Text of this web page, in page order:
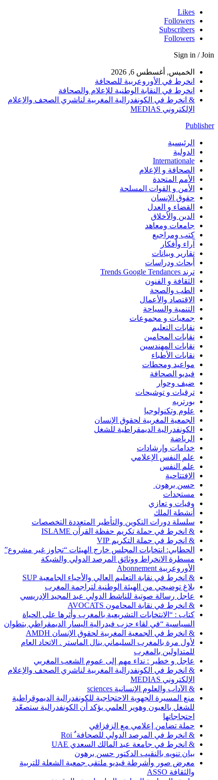
Likes
Followers
Subscribers
Followers
Sign in / Join
الخميس, أغسطس 6, 2026
انخرط في الأوروعربية للصحافة
انخرط في النقابة الوطنية للإعلام والصحافة
& انخرط في الكونفدرالية المغربية لناشري الصحف والإعلام
الإلكتروني MEDIAS
Publisher
الرئيسية
الدولية
Internationale
الصحافة و الإعلام
الأمم المتحدة
الأمن و القوات المسلحة
حقوق الإنسان
القضاء و العدل
الدين والأخلاق
جامعات ومعاهد
كتب ومراجيع
آراء وأفكار
تقارير وبيانات
أبحاث ودراسات
ترند Trends Google Tendances
الثقافة و الفنون
الطب والصحة
الاقتصاد والأعمال
التنمية والسياحة
جمعيات و مجموعات
نقابات التعليم
نقابات المحامين
نقابات المهندسين
نقابات الأطباء
مواعيد ومحطات
فيديو الصحافة
ضيف وحوار
ترقيات و توشيحات
بورتريه
علوم وتكنولوجيا
الجمعية المغربية لحقوق الإنسان
الكونفدرالية الديمقراطية للشغل
الرياضة
خدامات وإرشادات
علم النفس الإعلامي
علم النفس
الإفتتاحية
حسن برهون
مستجدات
وفيات و تعازي
أنشطة الملك
سلسلة دورات التكوين والتأطير المتعددة التخصصات
& انخرط في حملة تكريم حفظة القرآن ISLAME
& انخرط في حملة التكريم VIP
الحطابي: انتخابات المجلس خارج الهيئات “تجاوز غير مشروع”
مسطرة الانخراط ووثائق المرصد الدولي والشبكة
الأوروعربية Abonnement
& انخرط في نقابة التعليم العالي والأحياء الجامعية SUP
بلاغ توضيحي من الهيئة الوطنية لتراجمة المغرب
عاجل رسالة صوتية للناشط الدولي عبد المجيد الإدريسي
& انخرط في نقابة المحامون AVOCATS
كتاب : “الانتخابات التشريعية بالمغرب وأثرها على الحياة
السياسية “في لقاء حزب فيدرالية اليسار الديمقراطي بتطوان
& انخرط في الجمعية المغربية لحقوق الإنسان AMDH
لأول مرة بالمغرب السليماني ينال الماستر . الاتحاد العام
للمتداولين بالمغرب
عاجل و خطير : نداء مهم إلى عموم الشعب المغربي
& انخرط في الكونفدرالية المغربية لناشري الصحف والإعلام
الإلكتروني MEDIAS
& الآداب والعلوم الإنسانية sciences
منع المسيرة الجهوية الاحتجاجية للكونفدرالية الديموقراطية
للشغل بالعيون وهوير العلمي يؤكد أن الكونفدرالية ستصعّد
احتجاجاتها
حملة تضامن إعلامي مع الزفزافي
& انخرط في المرصد الدولي للصحافة ٌ Roi
& انخرط في جامعة عبد المالك السعدي UAE
بيان تنويه بالنقيب الدكتور حسن برهون
معرض صور وأشرطة فيديو ملتقى جمعية الشعلة للتربية
والثقافة ASSO